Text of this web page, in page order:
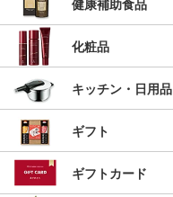
化粧品
キッチン・日用品
ギフト
ギフトカード